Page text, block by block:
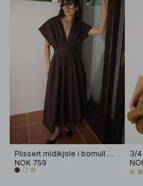
Plissert midikjole i bomull med korte ermer
NOK 759
3/